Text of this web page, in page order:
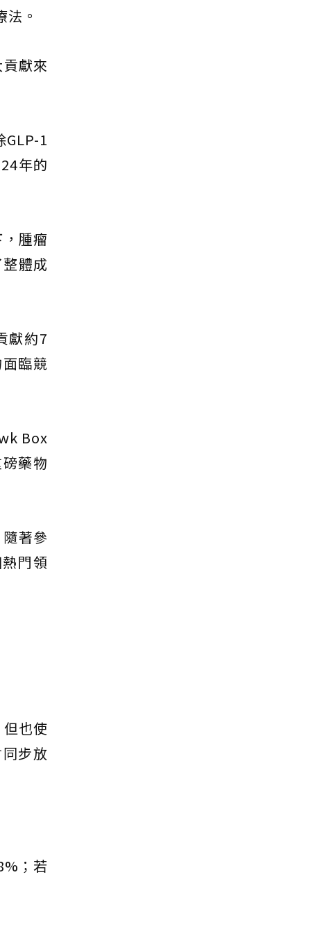
。
獻來
1
年的
腫瘤
體成
獻約7
臨競
Box
藥物
著參
門領
也使
步放
；若